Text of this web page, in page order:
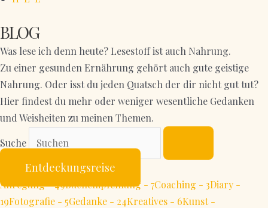
BLOG
Was lese ich denn heute? Lesestoff ist auch Nahrung.
Zu einer gesunden Ernährung gehört auch gute geistige
Nahrung. Oder isst du jeden Quatsch der dir nicht gut tut?
Hier findest du mehr oder weniger wesentliche Gedanken
und Weisheiten zu meinen Themen.
Suche
Entdeckungsreise
Anregung - 49Buchempfehlung - 7Coaching - 3Diary -
19Fotografie - 5Gedanke - 24Kreatives - 6Kunst -